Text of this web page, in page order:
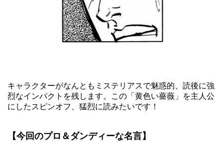
キャラクターがなんともミステリアスで魅惑的、読後に強
烈なインパクトを残します。この「黄色い薔薇」を主人公
にしたスピンオフ、猛烈に読みたいです！
【今回のプロ＆ダンディーな名言】